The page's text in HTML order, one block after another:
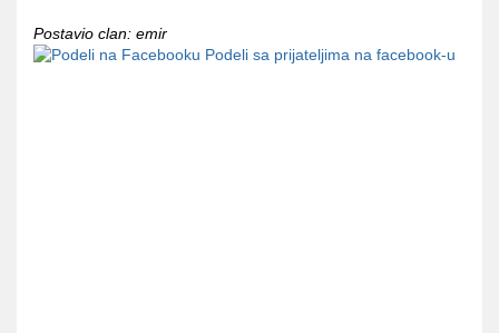
Postavio clan: emir
Podeli sa prijateljima na facebook-u